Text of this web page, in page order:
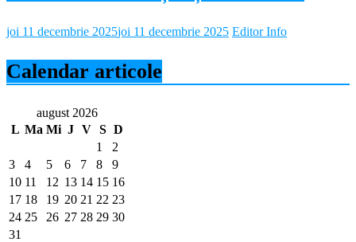
joi 11 decembrie 2025joi 11 decembrie 2025 Editor Info
Calendar articole
august 2026
L Ma Mi J V S D
1
2
3
4 5 6 7 8
9
10 11 12 13 14 15 16
17 18 19 20 21 22 23
24 25 26 27 28 29 30
31